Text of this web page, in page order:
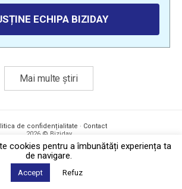
ECHIPA BIZIDAY
Mai multe știri
de confidențialitate · Contact
2026 © Biziday
cookies pentru a îmbunătăți experiența ta
de navigare.
Accept Refuz